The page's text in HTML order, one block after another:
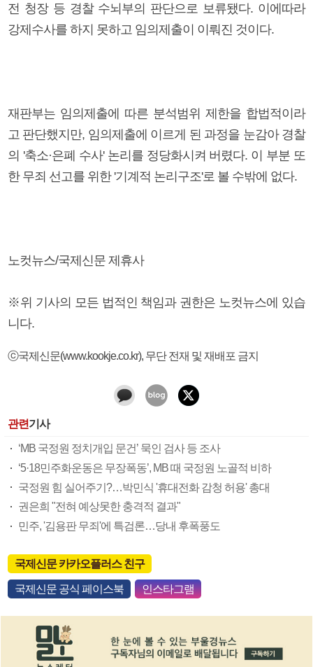
전 청장 등 경찰 수뇌부의 판단으로 보류됐다. 이에따라
강제수사를 하지 못하고 임의제출이 이뤄진 것이다.
재판부는 임의제출에 따른 분석범위 제한을 합법적이라
고 판단했지만, 임의제출에 이르게 된 과정을 눈감아 경찰
의 '축소·은폐 수사' 논리를 정당화시켜 버렸다. 이 부분 또
한 무죄 선고를 위한 '기계적 논리구조'로 볼 수밖에 없다.
노컷뉴스/국제신문 제휴사
※위 기사의 모든 법적인 책임과 권한은 노컷뉴스에 있습
니다.
ⓒ국제신문(www.kookje.co.kr), 무단 전재 및 재배포 금지
관련기사
‘MB 국정원 정치개입 문건’ 묵인 검사 등 조사
‘5·18민주화운동은 무장폭동’, MB 때 국정원 노골적 비하
국정원 힘 실어주기?…박민식 '휴대전화 감청 허용' 총대
권은희 "전혀 예상못한 충격적 결과"
민주, '김용판 무죄'에 특검론…당내 후폭풍도
국제신문 카카오플러스 친구
국제신문 공식 페이스북 인스타그램